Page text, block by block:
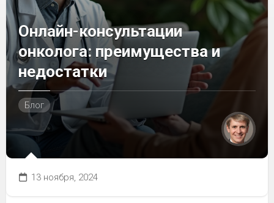
Онлайн-консультации
онколога: преимущества и
недостатки
Блог
13 ноября, 2024